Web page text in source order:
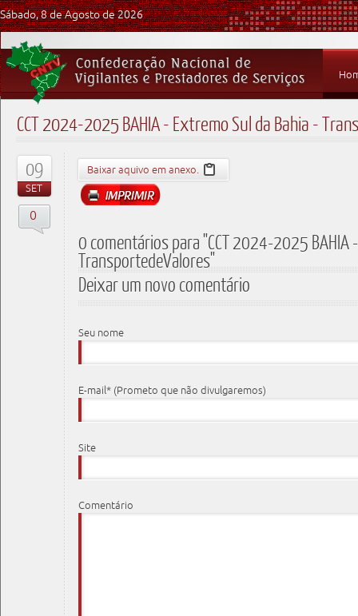
Sábado, 8 de Agosto de 2026
CCT 2024-2025 BAHIA - Extremo Sul da Bahia -
09
SET
0
Baixar aquivo em anexo.
0 comentários para "CCT 2024-2025 BAHIA
TransportedeValores"
Deixar um novo comentário
Seu nome
E-mail* (Prometo que não divulgaremos)
Site
Comentário